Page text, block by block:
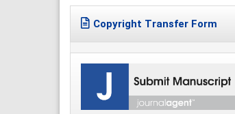
Copyright Transfer Form